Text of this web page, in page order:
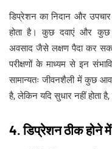
डिप्रेशन का निदान और
होता है। कुछ दवाएं और कुछ
अवसाद जैसे लक्षण पैदा कर
परीक्षणों के माध्यम से इन
सामान्यतः जीवनशैली में कुछ
है, लेकिन यदि सुधार नहीं होता
4. डिप्रेशन ठीक होने